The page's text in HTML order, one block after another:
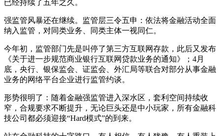
已经持续了五年之久。
强监管风暴还在继续。监管层三令五申：依法将金融活动全面
纳入监管，对同类业务、同类主体一视同仁。
今年初，监管部门先是叫停了第三方互联网存款，此后又发布
《关于进一步规范商业银行互联网贷款业务的通知》；4月
底，央行、银保监会、证监会、外汇局等联合对部分从事金融
业务的网络平台企业进行监管约谈。
形势很明了：随着金融强监管进入深水区，套利空间持续收
窄，合规要求不断提升，无论巨头还是中小玩家，所有金融科
技公司都必须迎接“Hard模式”的到来。